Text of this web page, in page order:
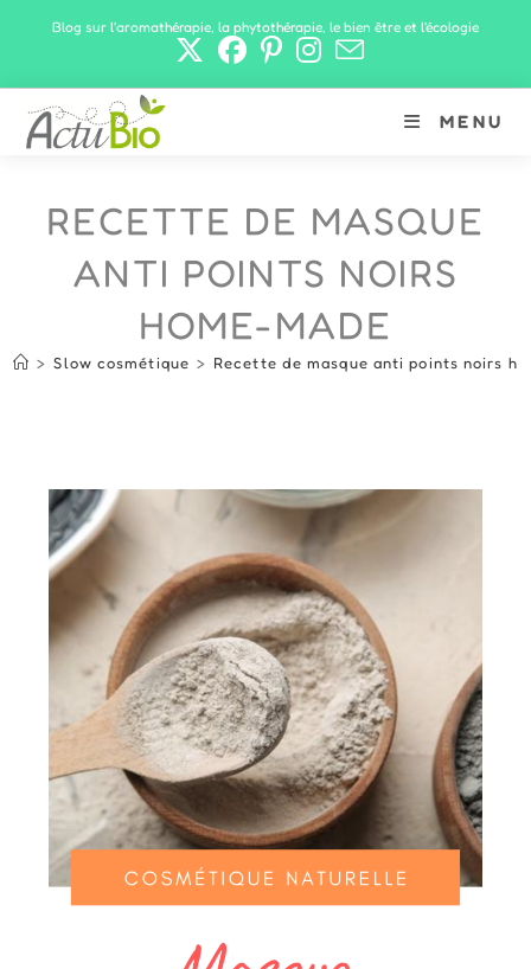
Blog sur l'aromathérapie, la phytothérapie, le bien être et l'écologie
MENU
RECETTE DE MASQUE
ANTI POINTS NOIRS
HOME-MADE
> Slow cosmétique > Recette de masque anti points noirs